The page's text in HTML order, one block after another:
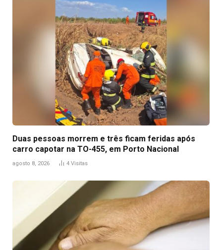
Duas pessoas morrem e três ficam feridas após
carro capotar na TO-455, em Porto Nacional
agosto 8, 2026 4 Visitas